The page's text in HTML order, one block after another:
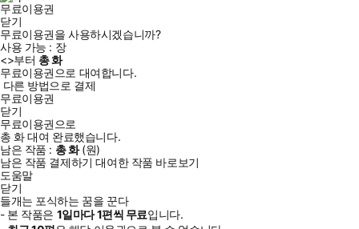
무료이용권
닫기
무료이용권을 사용하시겠습니까?
사용 가능 : 장
<>부터 총화
무료이용권으로 대여합니다.
다른 방법으로 결제
무료이용권
닫기
무료이용권으로
총 화대여 완료했습니다.
남은 작품 : 총화(원)
남은 작품 결제하기 대여한 작품 바로보기
도움말
닫기
들개는 포식하는 꿈을 꾼다
- 본 작품은 1일마다1편씩 무료입니다.